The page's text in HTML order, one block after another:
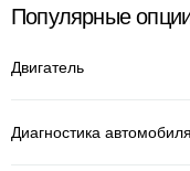
Популярные
Двигатель
Диагностика автомобиля